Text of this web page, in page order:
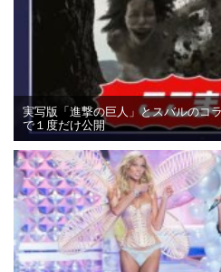
実写版「進撃の巨人」とスバルのコ
で１度だけ公開